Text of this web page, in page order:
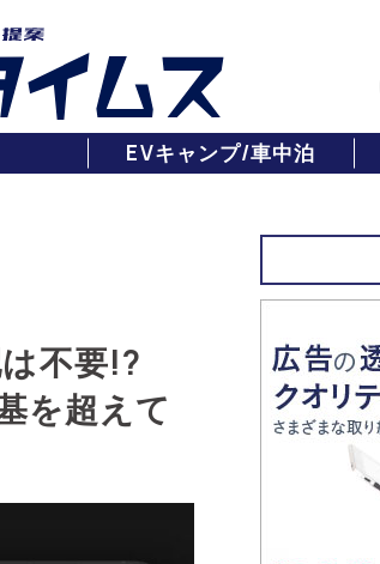
EVキャンプ/車中泊
は不要!?
を超えて